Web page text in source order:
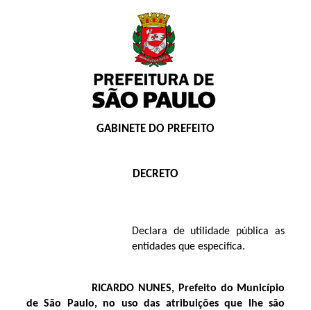
GABINETE DO PREFEITO
DECRETO
Declara de utilidade pública as
entidades que especifica.
RICARDO NUNES, Prefeito do Município
de São Paulo, no uso das atribuições que lhe são